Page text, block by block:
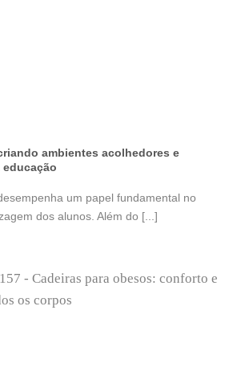
ambientes acolhedores e
um papel fundamental no
dos alunos. Além do [...]